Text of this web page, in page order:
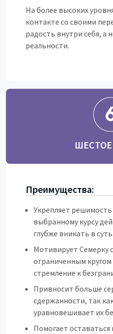
На более высоких
контакте со своими
радость внутри себя, а
реальности.
Преимущества:
Укрепляет
выбранному курсу
глубже вникать в
Мотивирует Семерку
ограниченным
стремление к
Привносит больше
сдержанности, так
уравновешивает их
Помогает